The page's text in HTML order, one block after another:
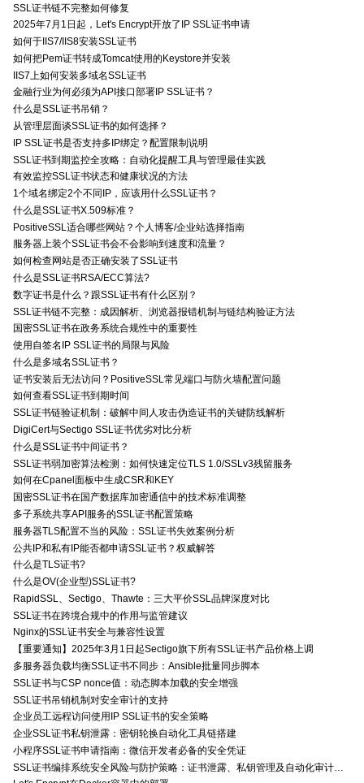
SSL证书链不完整如何修复
2025年7月1日起，Let's Encrypt开放了IP SSL证书申请
如何于IIS7/IIS8安装SSL证书
如何把Pem证书转成Tomcat使用的Keystore并安装
IIS7上如何安装多域名SSL证书
金融行业为何必须为API接口部署IP SSL证书？
什么是SSL证书吊销？
从管理层面谈SSL证书的如何选择？
IP SSL证书是否支持多IP绑定？配置限制说明
SSL证书到期监控全攻略：自动化提醒工具与管理最佳实践
有效监控SSL证书状态和健康状况的方法
1个域名绑定2个不同IP，应该用什么SSL证书？
什么是SSL证书X.509标准？
PositiveSSL适合哪些网站？个人博客/企业站选择指南
服务器上装个SSL证书会不会影响到速度和流量？
如何检查网站是否正确安装了SSL证书
什么是SSL证书RSA/ECC算法?
数字证书是什么？跟SSL证书有什么区别？
SSL证书链不完整：成因解析、浏览器报错机制与链结构验证方法
国密SSL证书在政务系统合规性中的重要性
使用自签名IP SSL证书的局限与风险
什么是多域名SSL证书？
证书安装后无法访问？PositiveSSL常见端口与防火墙配置问题
如何查看SSL证书到期时间
SSL证书链验证机制：破解中间人攻击伪造证书的关键防线解析
DigiCert与Sectigo SSL证书优劣对比分析
什么是SSL证书中间证书？
SSL证书弱加密算法检测：如何快速定位TLS 1.0/SSLv3残留服务
如何在Cpanel面板中生成CSR和KEY
国密SSL证书在国产数据库加密通信中的技术标准调整
多子系统共享API服务的SSL证书配置策略
服务器TLS配置不当的风险：SSL证书失效案例分析
公共IP和私有IP能否都申请SSL证书？权威解答
什么是TLS证书?
什么是OV(企业型)SSL证书?
RapidSSL、Sectigo、Thawte：三大平价SSL品牌深度对比
SSL证书在跨境合规中的作用与监管建议
Nginx的SSL证书安全与兼容性设置
【重要通知】2025年3月1日起Sectigo旗下所有SSL证书产品价格上调
多服务器负载均衡SSL证书不同步：Ansible批量同步脚本
SSL证书与CSP nonce值：动态脚本加载的安全增强
SSL证书吊销机制对安全审计的支持
企业员工远程访问使用IP SSL证书的安全策略
企业SSL证书私钥泄露：密钥轮换自动化工具链搭建
小程序SSL证书申请指南：微信开发者必备的安全凭证